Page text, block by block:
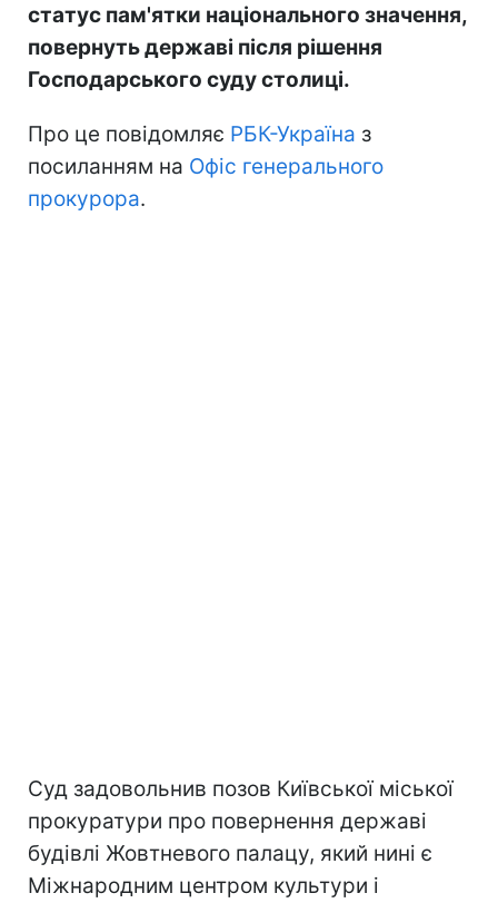
статус пам'ятки національного значення,
повернуть державі після рішення
Господарського суду столиці.
Про це повідомляє РБК-Україна з
посиланням на Офіс генерального
прокурора.
Суд задовольнив позов Київської міської
прокуратури про повернення державі
будівлі Жовтневого палацу, який нині є
Міжнародним центром культури і